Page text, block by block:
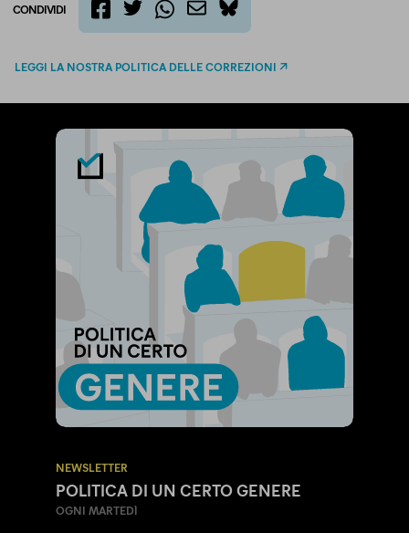
CONDIVIDI
bluesky
LEGGI LA NOSTRA POLITICA DELLE CORREZIONI
NEWSLETTER
POLITICA DI UN CERTO GENERE
OGNI MARTEDÌ